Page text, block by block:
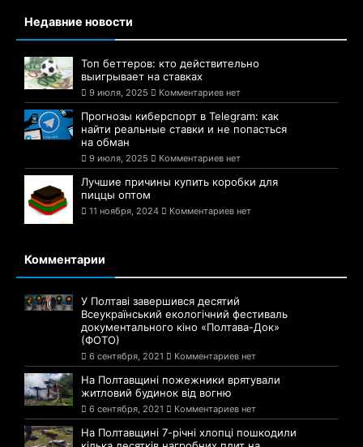
Недавние новости
Топ беттеров: кто действительно
выигрывает на ставках
9 июля, 2025 Комментариев нет
Прогнозы киберспорт в Telegram: как
найти реальные ставки и не попасться
на обман
9 июля, 2025 Комментариев нет
Лучшие причины купить коробки для
пиццы оптом
11 ноября, 2024 Комментариев нет
Комментарии
У Полтаві завершився десятий
Всеукраїнський екологічний фестиваль
документального кіно «Полтава-Док»
(ФОТО)
6 сентября, 2021 Комментариев нет
На Полтавщині пожежники врятували
житловий будинок від вогню
6 сентября, 2021 Комментариев нет
На Полтавщині 7-річні хлопці пошкодили